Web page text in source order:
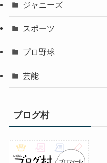
ジャニーズ
スポーツ
プロ野球
芸能
ブログ村